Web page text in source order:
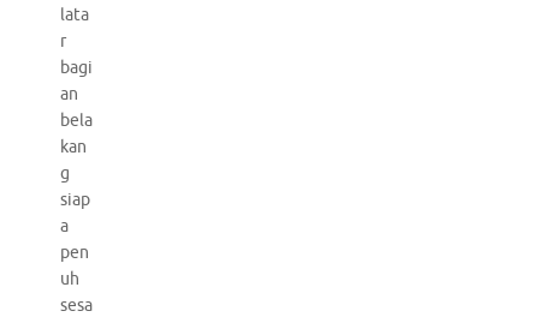
lata
r
bagi
an
bela
kan
g
siap
a
pen
uh
sesa